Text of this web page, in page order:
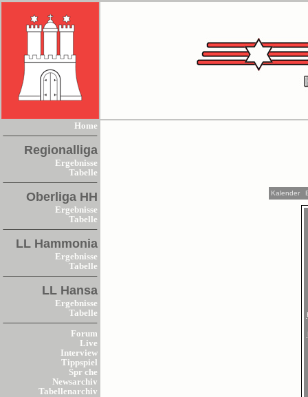
Home
Regionalliga
Ergebnisse
Tabelle
Oberliga HH
Ergebnisse
Tabelle
LL Hammonia
Ergebnisse
Tabelle
LL Hansa
Ergebnisse
Tabelle
Forum
Live
Interview
Tippspiel
Spr che
Newsarchiv
Tabellenarchiv
Kalender